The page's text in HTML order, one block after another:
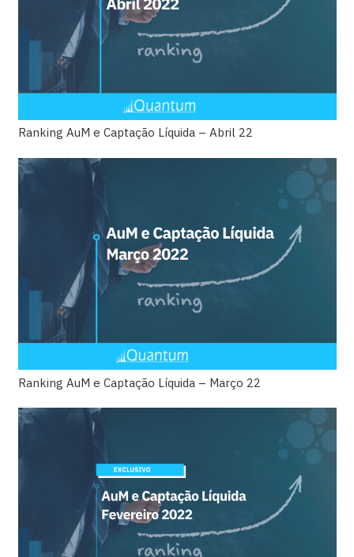
Ranking AuM e Captação Líquida – Abril 22
Ranking AuM e Captação Líquida – Março 22